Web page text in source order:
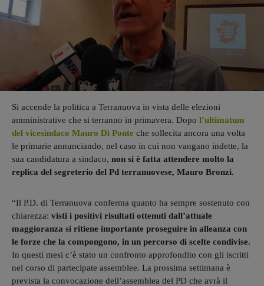
Si accende la politica a Terranuova in vista delle elezioni
amministrative che si terranno in primavera. Dopo l’ultimatum
del vicesindaco Mauro Di Ponte che sollecita ancora una volta
le primarie annunciando, nel caso in cui non vangano indette, la
sua candidatura a sindaco, non si è fatta attendere molto la
replica del segreterio del Pd terranuovese, Mauro Bronzi.
“Il P.D. di Terranuova conferma quanto ha sempre sostenuto con
chiarezza: visti i positivi risultati ottenuti dall’attuale
maggioranza si ritiene importante proseguire in alleanza con
le forze che la compongono, in un percorso di scelte condivise.
In questi mesi c’è stato un confronto approfondito con gli iscritti
nel corso di partecipate assemblee. La prossima settimana è
prevista la convocazione dell’assemblea del PD che avrà il